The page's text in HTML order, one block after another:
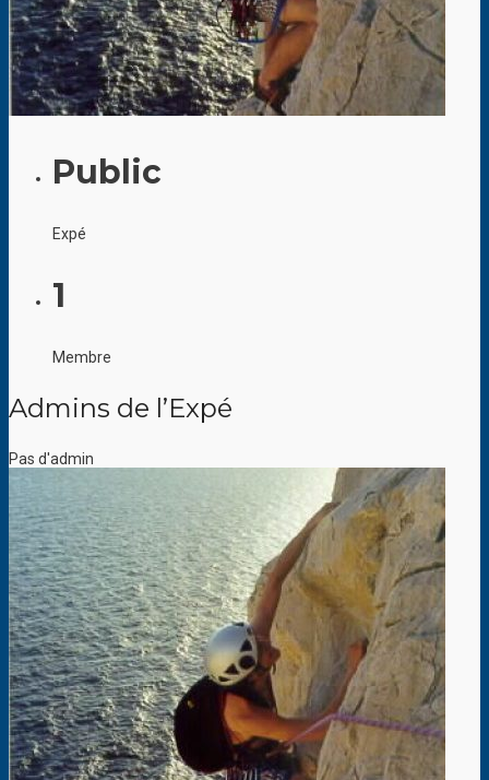
Public
Expé
1
Membre
Admins de l’Expé
Pas d'admin